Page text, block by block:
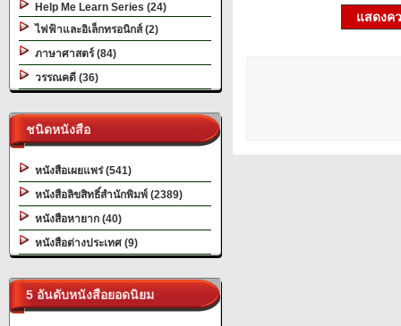
Help Me Learn Series (24)
ไฟฟ้าและอิเล็กทรอนิกส์ (2)
ภาษาศาสตร์ (84)
วรรณคดี (36)
ชนิดหนังสือ
หนังสือเผยแพร่ (541)
หนังสือลิขสิทธิ์สำนักพิมพ์ (2389)
หนังสือหายาก (40)
หนังสือต่างประเทศ (9)
5 อันดับหนังสือยอดนิยม
แสดงค